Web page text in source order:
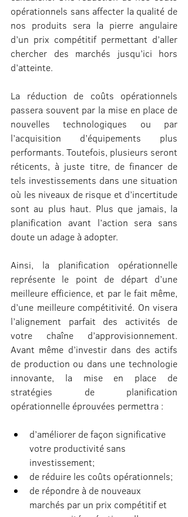
opérationnels sans affecter la qualité de
nos produits sera la pierre angulaire
d’un prix compétitif permettant d’aller
chercher des marchés jusqu’ici hors
d’atteinte.
La réduction de coûts opérationnels
passera souvent par la mise en place de
nouvelles technologiques ou par
l’acquisition d’équipements plus
performants. Toutefois, plusieurs seront
réticents, à juste titre, de financer de
tels investissements dans une situation
où les niveaux de risque et d’incertitude
sont au plus haut. Plus que jamais, la
planification avant l’action sera sans
doute un adage à adopter.
Ainsi, la planification opérationnelle
représente le point de départ d’une
meilleure efficience, et par le fait même,
d’une meilleure compétitivité. On visera
l’alignement parfait des activités de
votre chaîne d’approvisionnement.
Avant même d’investir dans des actifs
de production ou dans une technologie
innovante, la mise en place de
stratégies de planification
opérationnelle éprouvées permettra :
d’améliorer de façon significative
votre productivité sans
investissement;
de réduire les coûts opérationnels;
de répondre à de nouveaux
marchés par un prix compétitif et